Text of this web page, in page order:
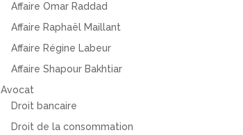
Affaire Omar Raddad
Affaire Raphaël Maillant
Affaire Régine Labeur
Affaire Shapour Bakhtiar
Avocat
Droit bancaire
Droit de la consommation